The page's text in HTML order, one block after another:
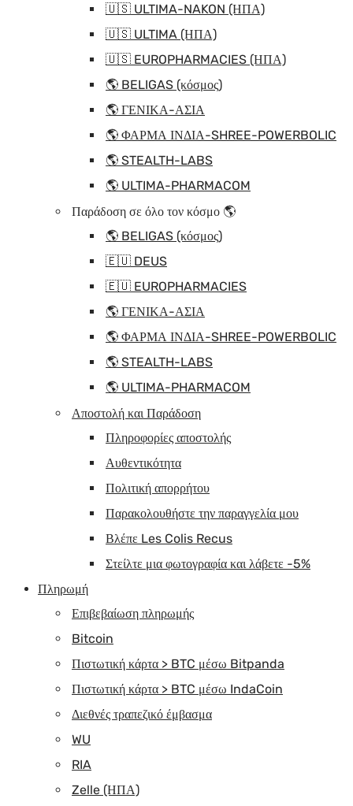
🇺🇸 ULTIMA-NAKON (ΗΠΑ)
🇺🇸 ULTIMA (ΗΠΑ)
🇺🇸 EUROPHARMACIES (ΗΠΑ)
🌎 BELIGAS (κόσμος)
🌎 ΓΕΝΙΚΑ-ΑΣΙΑ
🌎 ΦΑΡΜΑ ΙΝΔΙΑ-SHREE-POWERBOLIC
🌎 STEALTH-LABS
🌎 ULTIMA-PHARMACOM
Παράδοση σε όλο τον κόσμο 🌎
🌎 BELIGAS (κόσμος)
🇪🇺 DEUS
🇪🇺 EUROPHARMACIES
🌎 ΓΕΝΙΚΑ-ΑΣΙΑ
🌎 ΦΑΡΜΑ ΙΝΔΙΑ-SHREE-POWERBOLIC
🌎 STEALTH-LABS
🌎 ULTIMA-PHARMACOM
Αποστολή και Παράδοση
Πληροφορίες αποστολής
Αυθεντικότητα
Πολιτική απορρήτου
Παρακολουθήστε την παραγγελία μου
Βλέπε Les Colis Recus
Στείλτε μια φωτογραφία και λάβετε -5%
Πληρωμή
Επιβεβαίωση πληρωμής
Bitcoin
Πιστωτική κάρτα > BTC μέσω Bitpanda
Πιστωτική κάρτα > BTC μέσω IndaCoin
Διεθνές τραπεζικό έμβασμα
WU
RIA
Zelle (ΗΠΑ)